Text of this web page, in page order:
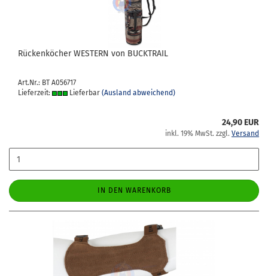
Rü­cken­kö­cher WES­TERN von BUCK­TRAIL
Art.Nr.: BT A056717
Lieferzeit:
Lieferbar (Ausland abweichend)
24,90 EUR
inkl. 19% MwSt. zzgl. Versand
IN DEN WARENKORB